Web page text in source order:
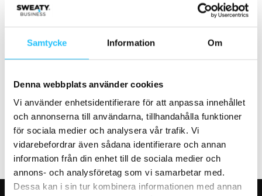
Samtycke Information Om
Denna webbplats använder cookies
Vi använder enhetsidentifierare för att anpassa innehållet
och annonserna till användarna, tillhandahålla funktioner
för sociala medier och analysera vår trafik. Vi
vidarebefordrar även sådana identifierare och annan
information från din enhet till de sociala medier och
annons- och analysföretag som vi samarbetar med.
Dessa kan i sin tur kombinera informationen med annan
Richard Grönberg, grundare
och vd Ecdesign – Sweaty
Business Podcast #136
BRP siktar mot Europa –
stärker styrelsen